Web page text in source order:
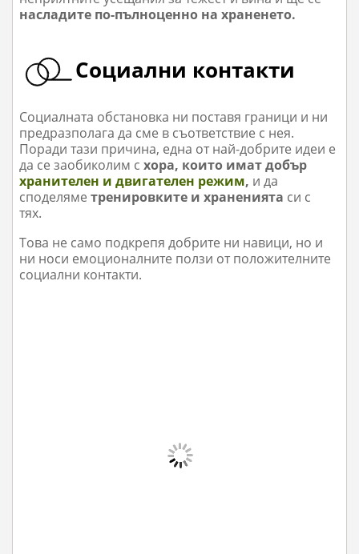
насладите по-пълноценно на храненето.
Социални контакти
Социалната обстановка ни поставя граници и ни
предразполага да сме в съответствие с нея.
Поради тази причина, една от най-добрите идеи е
да се заобиколим схора, които имат добър
хранителен и двигателен режим, и да
споделяметренировките и храненията си с
тях.
Това не само подкрепя добрите ни навици, но и
ни носи емоционалните ползи от положителните
социални контакти.